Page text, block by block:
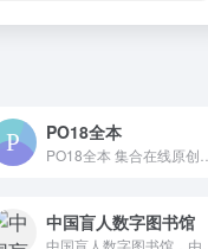
PO18全本
中国盲人数字图书馆